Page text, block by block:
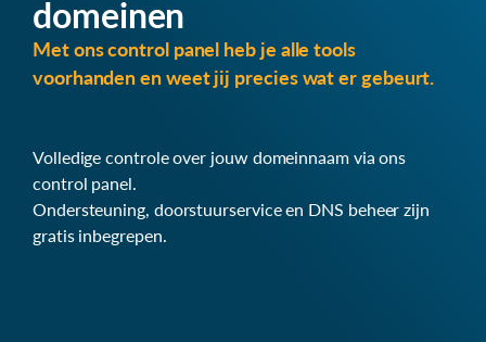
domeinen
Met ons control panel heb je alle tools
voorhanden en weet jij precies wat er gebeurt.
Volledige controle over jouw domeinnaam via ons
control panel.
Ondersteuning, doorstuurservice en DNS beheer zijn
gratis inbegrepen.